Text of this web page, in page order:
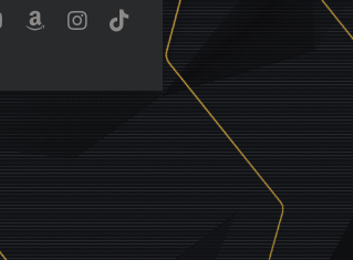
YouTubeBenutzerdefiniert
Instagram
Tiktok